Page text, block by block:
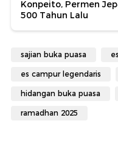
Konpeito, Permen
500 Tahun Lalu
sajian buka puasa
es campur legendaris
hidangan buka puasa
ramadhan 2025